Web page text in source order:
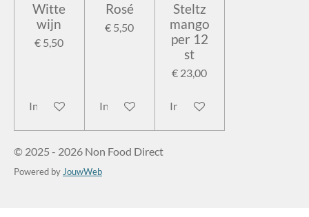
Witte
wijn
€ 5,50
In winkelwagen
Rosé
€ 5,50
In winkelwagen
Steltz
mango
per 12
st
€ 23,00
In winkelwagen
© 2025 - 2026 Non Food Direct
Powered byJouwWeb